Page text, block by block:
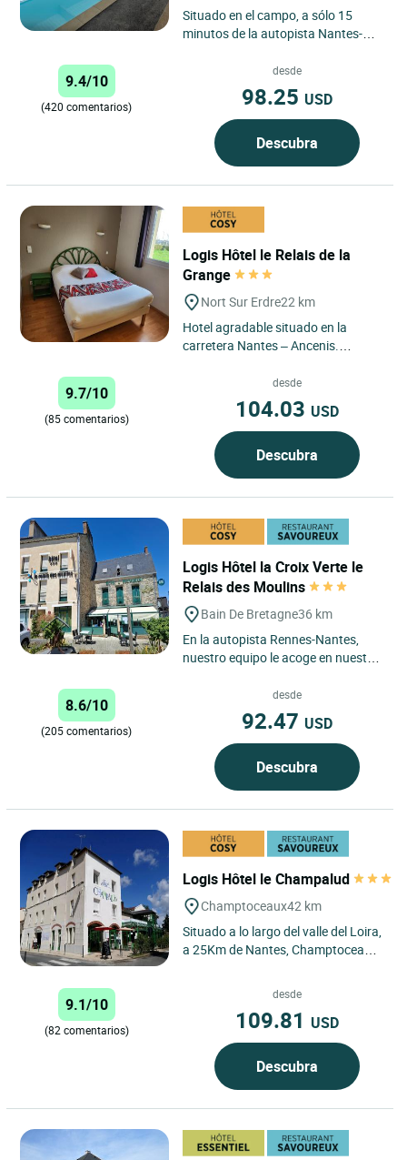
Situado en el campo, a sólo 15
minutos de la autopista Nantes-
la Forêt en Le Gavre ofrece...
9.4/10
(420 comentarios)
desde
98.25 USD
Descubra
Logis Hôtel le Relais de la
Grange
Nort Sur Erdre22 km
Hotel agradable situado en la
carretera Nantes – Ancenis.
duchas hidromasajes, ADSL y...
9.7/10
(85 comentarios)
desde
104.03 USD
Descubra
Logis Hôtel la Croix Verte le
Relais des Moulins
Bain De Bretagne36 km
En la autopista Rennes-Nantes,
nuestro equipo le acoge en nuestro
de cinco siglos que,...
8.6/10
(205 comentarios)
desde
92.47 USD
Descubra
Logis Hôtel le Champalud
Champtoceaux42 km
Situado a lo largo del valle del Loira,
a 25Km de Nantes, Champtoceaux
9.1/10
(82 comentarios)
desde
109.81 USD
Descubra